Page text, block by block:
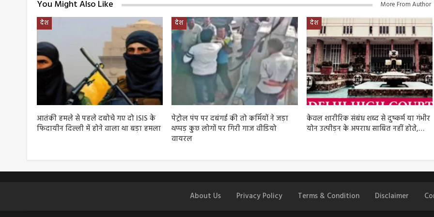
You Might Also Like
More From Author
देश
आतंकी हमले से पहले दबोचे गए दो ISIS के
फिदायीन दिल्ली में होने वाला था बड़ा हमला
देश
पेट्रोल पंप पर दबंगई की तो कर्मियों ने जड़ा
थप्पड़ कुछ लोगों पर गिरी गाज वीडियो
वायरल
देश
केवल शारीरिक संबंध शब्द से दुष्कर्म या गंभीर
योन उत्पीड़न के अपराध साबित नहीं होते,…
About Us Privacy Policy Terms & Condition Disclaimer